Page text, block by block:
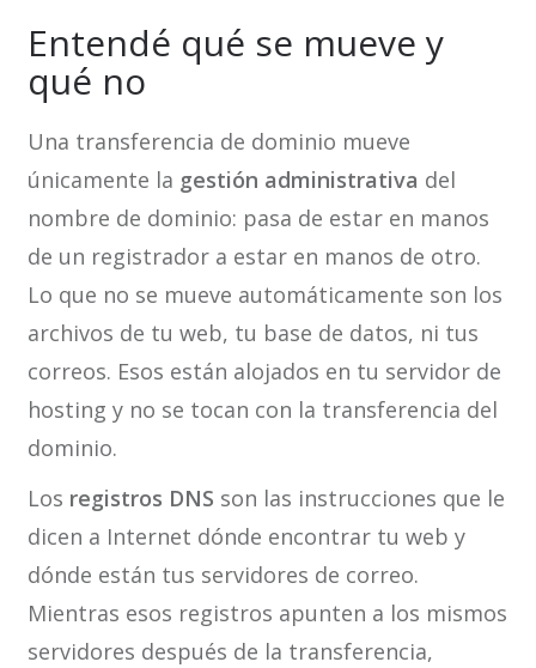
Entendé qué se mueve y
qué no
Una transferencia de dominio mueve
únicamente la gestión administrativa del
nombre de dominio: pasa de estar en manos
de un registrador a estar en manos de otro.
Lo que no se mueve automáticamente son los
archivos de tu web, tu base de datos, ni tus
correos. Esos están alojados en tu servidor de
hosting y no se tocan con la transferencia del
dominio.
Los registros DNS son las instrucciones que le
dicen a Internet dónde encontrar tu web y
dónde están tus servidores de correo.
Mientras esos registros apunten a los mismos
servidores después de la transferencia,